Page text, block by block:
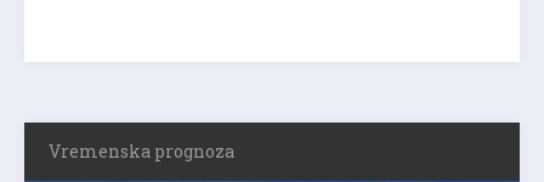
Vremenska prognoza